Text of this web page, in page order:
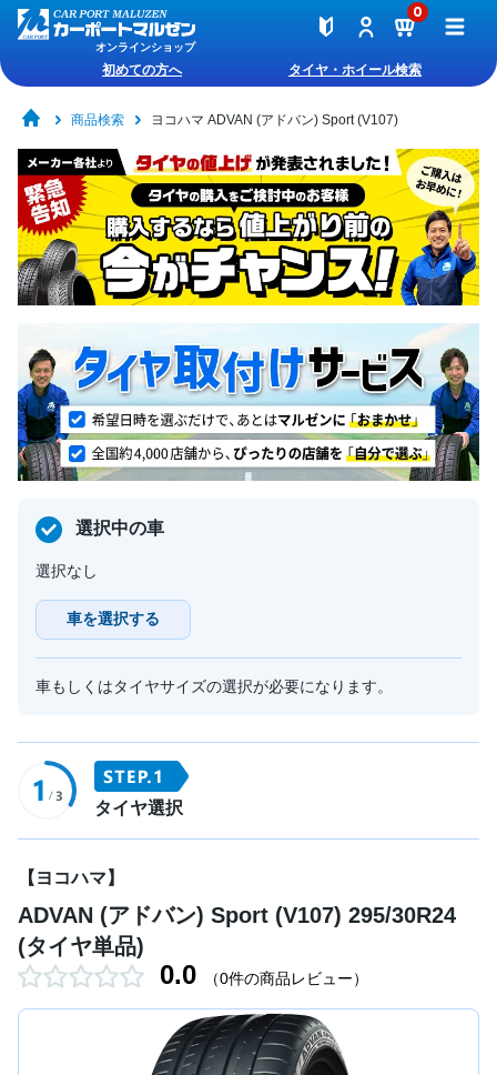
オンラインショップ
0
初めての方へ タイヤ・ホイール検索
商品検索 ヨコハマ ADVAN (アドバン) Sport (V107)
選択中の車
選択なし
車を選択する
車もしくはタイヤサイズの選択が必要になります。
タイヤ選択
【ヨコハマ】
ADVAN (アドバン) Sport (V107) 295/30R24
(タイヤ単品)
0.0 （0件の商品レビュー）